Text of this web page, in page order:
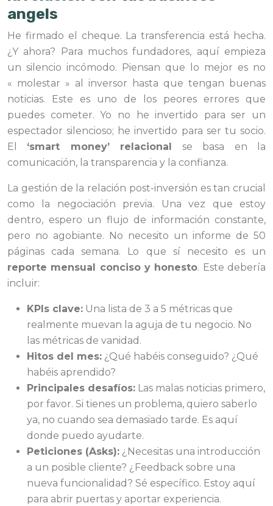
angels
He firmado el cheque. La transferencia está hecha.
¿Y ahora? Para muchos fundadores, aquí empieza
un silencio incómodo. Piensan que lo mejor es no
« molestar » al inversor hasta que tengan buenas
noticias. Este es uno de los peores errores que
puedes cometer. Yo no he invertido para ser un
espectador silencioso; he invertido para ser tu socio.
El ‘smart money’ relacional
se basa en la
comunicación, la transparencia y la confianza.
La gestión de la relación post-inversión es tan crucial
como la negociación previa. Una vez que estoy
dentro, espero un flujo de información constante,
pero no agobiante. No necesito un informe de 50
páginas cada semana. Lo que sí necesito es un
reporte mensual conciso y honesto. Este debería
incluir:
KPIs clave: Una lista de 3 a 5 métricas que
realmente muevan la aguja de tu negocio. No
las métricas de vanidad.
Hitos del mes: ¿Qué habéis conseguido? ¿Qué
habéis aprendido?
Principales desafíos: Las malas noticias primero,
por favor. Si tienes un problema, quiero saberlo
ya, no cuando sea demasiado tarde. Es aquí
donde puedo ayudarte.
Peticiones (Asks): ¿Necesitas una introducción
a un posible cliente? ¿Feedback sobre una
nueva funcionalidad? Sé específico. Estoy aquí
para abrir puertas y aportar experiencia.